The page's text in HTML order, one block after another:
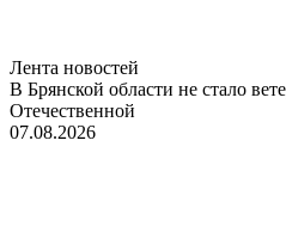
Лента новостей
В Брянской области не стало
Отечественной
07.08.2026